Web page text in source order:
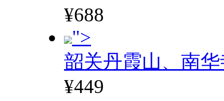
¥688
">
韶关丹霞山、南
¥449